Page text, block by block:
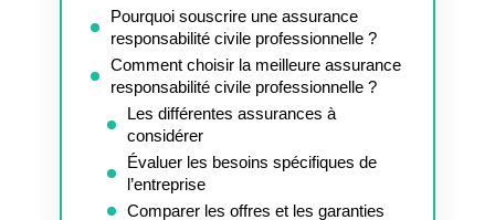
Pourquoi souscrire une assurance
responsabilité civile professionnelle ?
Comment choisir la meilleure assurance
responsabilité civile professionnelle ?
Les différentes assurances à
considérer
Évaluer les besoins spécifiques de
l’entreprise
Comparer les offres et les garanties